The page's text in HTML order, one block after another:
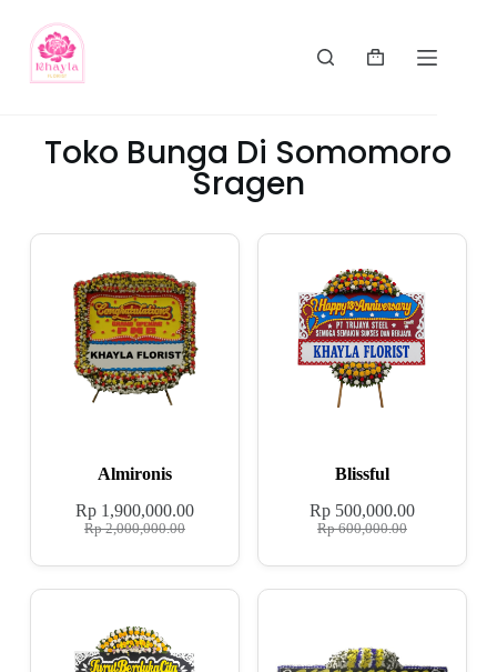
Toko Bunga Di Somomoro
Sragen
Almironis
Rp2,000,000.00
Rp1,900,000.00
Blissful
Rp600,000.00
Rp 500,000.00